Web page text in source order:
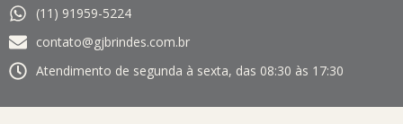
(11) 91959-5224
contato@gjbrindes.com.br
Atendimento de segunda à sexta, das 08:30 às 17:30